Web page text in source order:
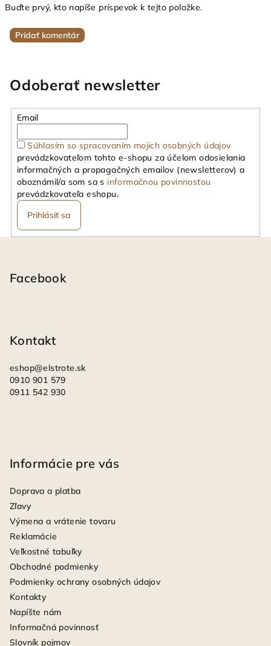
Buďte prvý, kto napíše príspevok k tejto položke.
Pridať komentár
Odoberať newsletter
Email
Súhlasím so spracovaním mojich osobných údajov
prevádzkovateľom tohto e-shopu za účelom odosielania
informačných a propagačných emailov (newsletterov) a
oboznámil/a som sa s informačnou povinnosťou
prevádzkovateľa eshopu.
Prihlásiť sa
Facebook
Kontakt
eshop@elstrote.sk
0910 901 579
0911 542 930
Informácie pre vás
Doprava a platba
Zľavy
Výmena a vrátenie tovaru
Reklamácie
Veľkostné tabuľky
Obchodné podmienky
Podmienky ochrany osobných údajov
Kontakty
Napíšte nám
Informačná povinnosť
Slovník pojmov